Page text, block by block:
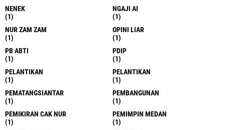
NENEK
(1)
NGAJI AI
(1)
NUR ZAM ZAM
(1)
OPINI LIAR
(1)
PB ABTI
(1)
PDIP
(1)
PELANTIKAN
(1)
PELANTIKAN
(1)
PEMATANGSIANTAR
(1)
PEMBANGUNAN
(1)
PEMIKIRAN CAK NUR
(1)
PEMIMPIN MEDAN
(1)